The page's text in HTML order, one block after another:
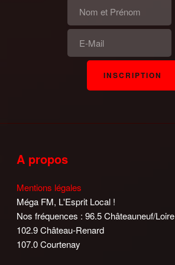
A propos
Mentions légales
Méga FM, L'Esprit Local !
Nos fréquences : 96.5 Châteauneuf/Loire
102.9 Château-Renard
107.0 Courtenay